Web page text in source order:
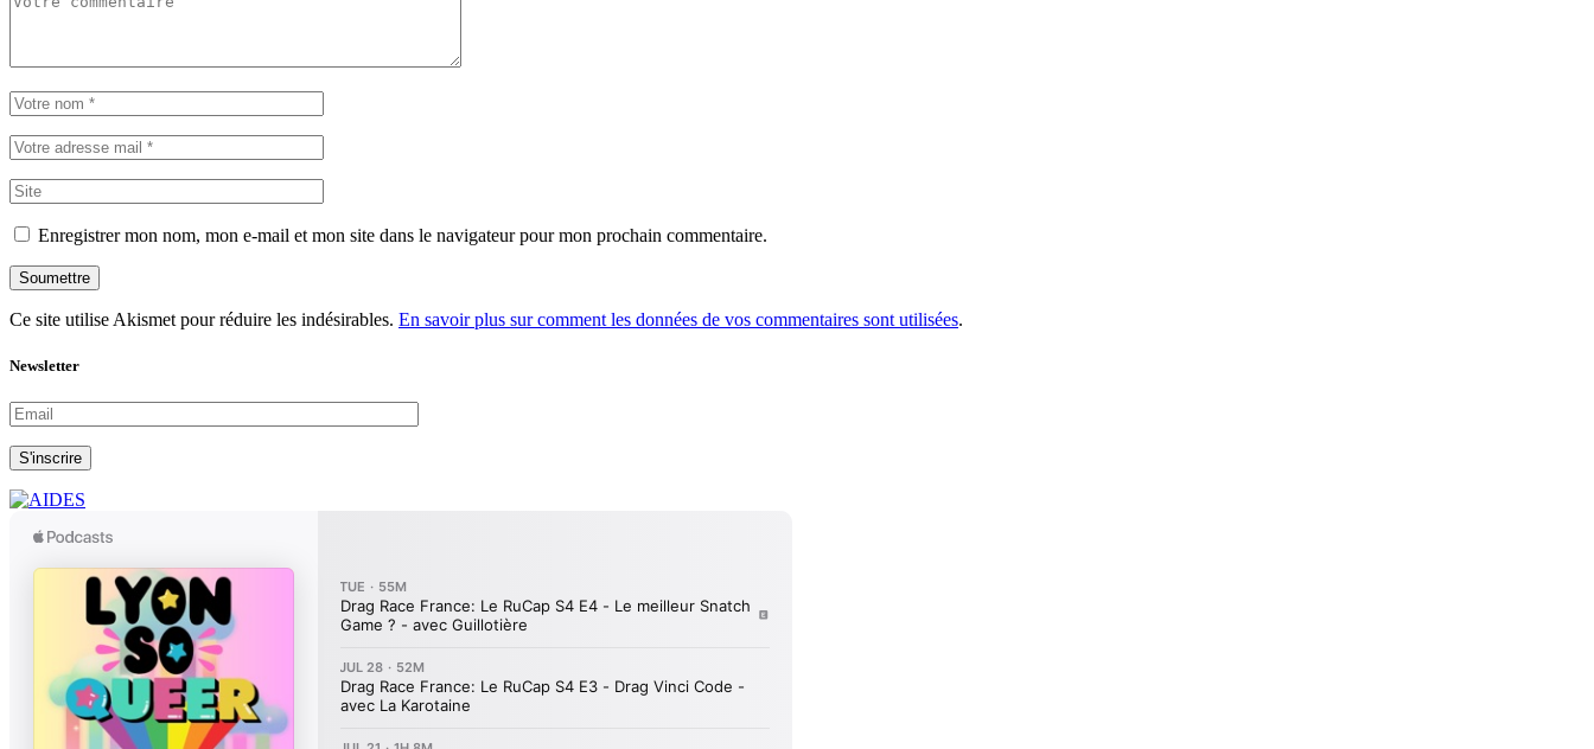
Enregistrer mon nom, mon e-mail et mon site dans le navigateur pour mon prochain commentaire.
Soumettre
Ce site utilise Akismet pour réduire les indésirables. En savoir plus sur comment les données de vos commentaires sont utilisées.
Newsletter
S'inscrire